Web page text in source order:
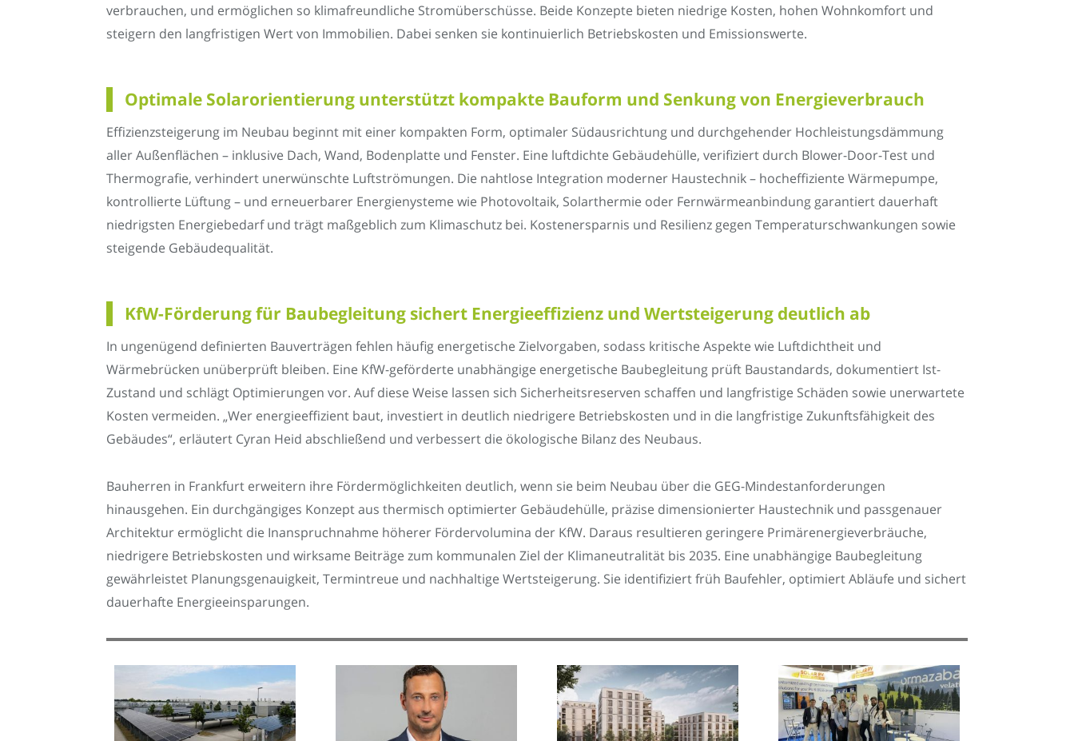
verbrauchen, und ermöglichen so klimafreundliche Stromüberschüsse. Beide Konzepte bieten niedrige Kosten, hohen Wohnkomfort und
steigern den langfristigen Wert von Immobilien. Dabei senken sie kontinuierlich Betriebskosten und Emissionswerte.
Optimale Solarorientierung unterstützt kompakte Bauform und Senkung von Energieverbrauch
Effizienzsteigerung im Neubau beginnt mit einer kompakten Form, optimaler Südausrichtung und durchgehender Hochleistungsdämmung
aller Außenflächen – inklusive Dach, Wand, Bodenplatte und Fenster. Eine luftdichte Gebäudehülle, verifiziert durch Blower-Door-Test und
Thermografie, verhindert unerwünschte Luftströmungen. Die nahtlose Integration moderner Haustechnik – hocheffiziente Wärmepumpe,
kontrollierte Lüftung – und erneuerbarer Energienysteme wie Photovoltaik, Solarthermie oder Fernwärmeanbindung garantiert dauerhaft
niedrigsten Energiebedarf und trägt maßgeblich zum Klimaschutz bei. Kostenersparnis und Resilienz gegen Temperaturschwankungen sowie
steigende Gebäudequalität.
KfW-Förderung für Baubegleitung sichert Energieeffizienz und Wertsteigerung deutlich ab
In ungenügend definierten Bauverträgen fehlen häufig energetische Zielvorgaben, sodass kritische Aspekte wie Luftdichtheit und
Wärmebrücken unüberprüft bleiben. Eine KfW-geförderte unabhängige energetische Baubegleitung prüft Baustandards, dokumentiert Ist-
Zustand und schlägt Optimierungen vor. Auf diese Weise lassen sich Sicherheitsreserven schaffen und langfristige Schäden sowie unerwartete
Kosten vermeiden. „Wer energieeffizient baut, investiert in deutlich niedrigere Betriebskosten und in die langfristige Zukunftsfähigkeit des
Gebäudes“, erläutert Cyran Heid abschließend und verbessert die ökologische Bilanz des Neubaus.
Bauherren in Frankfurt erweitern ihre Fördermöglichkeiten deutlich, wenn sie beim Neubau über die GEG-Mindestanforderungen
hinausgehen. Ein durchgängiges Konzept aus thermisch optimierter Gebäudehülle, präzise dimensionierter Haustechnik und passgenauer
Architektur ermöglicht die Inanspruchnahme höherer Fördervolumina der KfW. Daraus resultieren geringere Primärenergieverbräuche,
niedrigere Betriebskosten und wirksame Beiträge zum kommunalen Ziel der Klimaneutralität bis 2035. Eine unabhängige Baubegleitung
gewährleistet Planungsgenauigkeit, Termintreue und nachhaltige Wertsteigerung. Sie identifiziert früh Baufehler, optimiert Abläufe und sichert
dauerhafte Energieeinsparungen.